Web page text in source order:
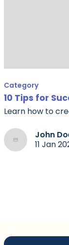
Category
10 Tips for
Learn how to
John
11 Jan